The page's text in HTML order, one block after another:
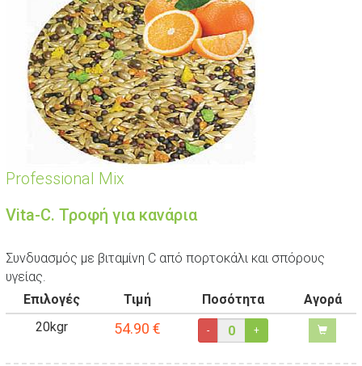
Professional Mix
Vita-C. Τροφή για κανάρια
Συνδυασμός με βιταμίνη C από πορτοκάλι και σπόρους
υγείας.
Επιλογές
Τιμή Ποσότητα
Αγορά
20kgr
54.90 € - +